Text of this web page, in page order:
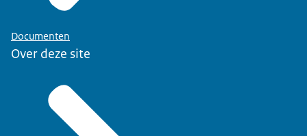
Documenten
Over deze site